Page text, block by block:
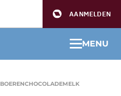
AANMELDEN
MENU
BOERENCHOCOLADEMELK